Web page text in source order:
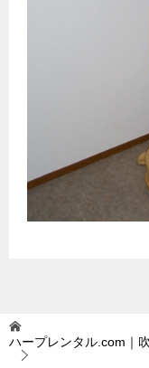
ハープレンタル.com｜